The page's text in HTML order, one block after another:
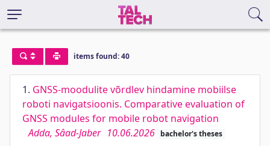
items found: 40
1. GNSS-moodulite võrdlev hindamine mobiilse
roboti navigatsioonis. Comparative evaluation of
GNSS modules for mobile robot navigation
Adda, Sâad-Jaber 10.06.2026 bachelor's theses